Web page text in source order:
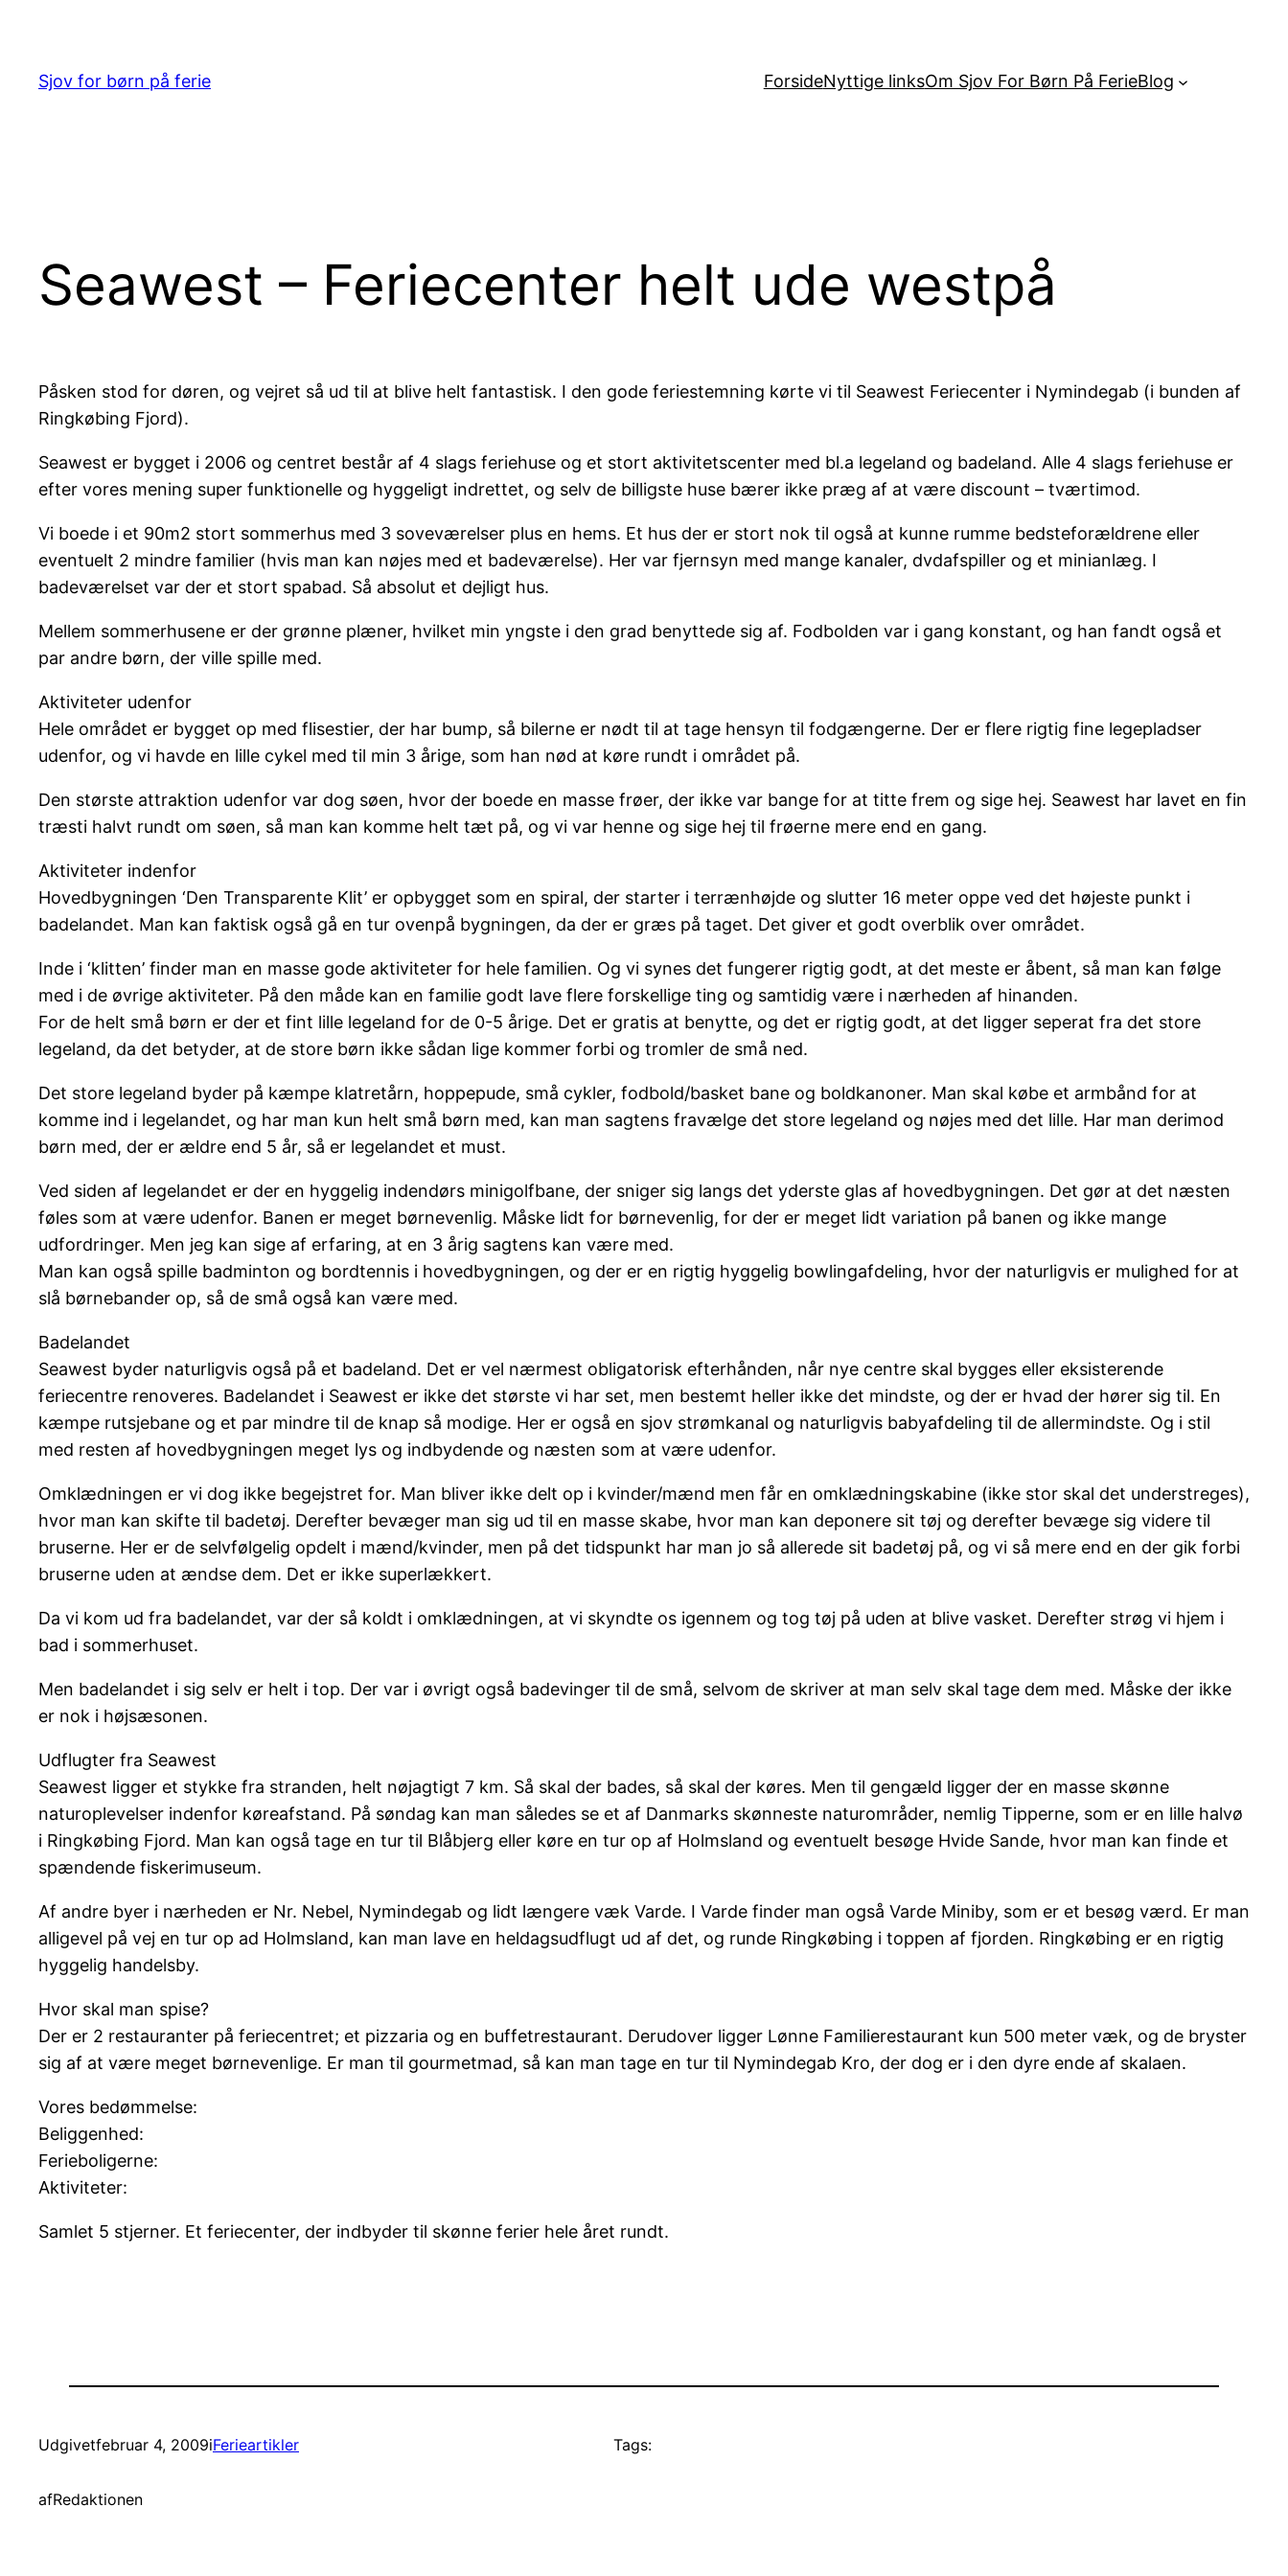
indhold
Sjov for børn på ferie ForsideNyttige linksOm Sjov For Børn På FerieBlog
Seawest – Feriecenter helt ude westpå
Påsken stod for døren, og vejret så ud til at blive helt fantastisk. I den gode feriestemning kørte vi til Seawest Feriecenter i Nymindegab (i bunden af
Ringkøbing Fjord).
Seawest er bygget i 2006 og centret består af 4 slags feriehuse og et stort aktivitetscenter med bl.a legeland og badeland. Alle 4 slags feriehuse er
efter vores mening super funktionelle og hyggeligt indrettet, og selv de billigste huse bærer ikke præg af at være discount – tværtimod.
Vi boede i et 90m2 stort sommerhus med 3 soveværelser plus en hems. Et hus der er stort nok til også at kunne rumme bedsteforældrene eller
eventuelt 2 mindre familier (hvis man kan nøjes med et badeværelse). Her var fjernsyn med mange kanaler, dvdafspiller og et minianlæg. I
badeværelset var der et stort spabad. Så absolut et dejligt hus.
Mellem sommerhusene er der grønne plæner, hvilket min yngste i den grad benyttede sig af. Fodbolden var i gang konstant, og han fandt også et
par andre børn, der ville spille med.
Aktiviteter udenfor
Hele området er bygget op med flisestier, der har bump, så bilerne er nødt til at tage hensyn til fodgængerne. Der er flere rigtig fine legepladser
udenfor, og vi havde en lille cykel med til min 3 årige, som han nød at køre rundt i området på.
Den største attraktion udenfor var dog søen, hvor der boede en masse frøer, der ikke var bange for at titte frem og sige hej. Seawest har lavet en fin
træsti halvt rundt om søen, så man kan komme helt tæt på, og vi var henne og sige hej til frøerne mere end en gang.
Aktiviteter indenfor
Hovedbygningen ‘Den Transparente Klit’ er opbygget som en spiral, der starter i terrænhøjde og slutter 16 meter oppe ved det højeste punkt i
badelandet. Man kan faktisk også gå en tur ovenpå bygningen, da der er græs på taget. Det giver et godt overblik over området.
Inde i ‘klitten’ finder man en masse gode aktiviteter for hele familien. Og vi synes det fungerer rigtig godt, at det meste er åbent, så man kan følge
med i de øvrige aktiviteter. På den måde kan en familie godt lave flere forskellige ting og samtidig være i nærheden af hinanden.
For de helt små børn er der et fint lille legeland for de 0-5 årige. Det er gratis at benytte, og det er rigtig godt, at det ligger seperat fra det store
legeland, da det betyder, at de store børn ikke sådan lige kommer forbi og tromler de små ned.
Det store legeland byder på kæmpe klatretårn, hoppepude, små cykler, fodbold/basket bane og boldkanoner. Man skal købe et armbånd for at
komme ind i legelandet, og har man kun helt små børn med, kan man sagtens fravælge det store legeland og nøjes med det lille. Har man derimod
børn med, der er ældre end 5 år, så er legelandet et must.
Ved siden af legelandet er der en hyggelig indendørs minigolfbane, der sniger sig langs det yderste glas af hovedbygningen. Det gør at det næsten
føles som at være udenfor. Banen er meget børnevenlig. Måske lidt for børnevenlig, for der er meget lidt variation på banen og ikke mange
udfordringer. Men jeg kan sige af erfaring, at en 3 årig sagtens kan være med.
Man kan også spille badminton og bordtennis i hovedbygningen, og der er en rigtig hyggelig bowlingafdeling, hvor der naturligvis er mulighed for at
slå børnebander op, så de små også kan være med.
Badelandet
Seawest byder naturligvis også på et badeland. Det er vel nærmest obligatorisk efterhånden, når nye centre skal bygges eller eksisterende
feriecentre renoveres. Badelandet i Seawest er ikke det største vi har set, men bestemt heller ikke det mindste, og der er hvad der hører sig til. En
kæmpe rutsjebane og et par mindre til de knap så modige. Her er også en sjov strømkanal og naturligvis babyafdeling til de allermindste. Og i stil
med resten af hovedbygningen meget lys og indbydende og næsten som at være udenfor.
Omklædningen er vi dog ikke begejstret for. Man bliver ikke delt op i kvinder/mænd men får en omklædningskabine (ikke stor skal det understreges),
hvor man kan skifte til badetøj. Derefter bevæger man sig ud til en masse skabe, hvor man kan deponere sit tøj og derefter bevæge sig videre til
bruserne. Her er de selvfølgelig opdelt i mænd/kvinder, men på det tidspunkt har man jo så allerede sit badetøj på, og vi så mere end en der gik forbi
bruserne uden at ændse dem. Det er ikke superlækkert.
Da vi kom ud fra badelandet, var der så koldt i omklædningen, at vi skyndte os igennem og tog tøj på uden at blive vasket. Derefter strøg vi hjem i
bad i sommerhuset.
Men badelandet i sig selv er helt i top. Der var i øvrigt også badevinger til de små, selvom de skriver at man selv skal tage dem med. Måske der ikke
er nok i højsæsonen.
Udflugter fra Seawest
Seawest ligger et stykke fra stranden, helt nøjagtigt 7 km. Så skal der bades, så skal der køres. Men til gengæld ligger der en masse skønne
naturoplevelser indenfor køreafstand. På søndag kan man således se et af Danmarks skønneste naturområder, nemlig Tipperne, som er en lille halvø
i Ringkøbing Fjord. Man kan også tage en tur til Blåbjerg eller køre en tur op af Holmsland og eventuelt besøge Hvide Sande, hvor man kan finde et
spændende fiskerimuseum.
Af andre byer i nærheden er Nr. Nebel, Nymindegab og lidt længere væk Varde. I Varde finder man også Varde Miniby, som er et besøg værd. Er man
alligevel på vej en tur op ad Holmsland, kan man lave en heldagsudflugt ud af det, og runde Ringkøbing i toppen af fjorden. Ringkøbing er en rigtig
hyggelig handelsby.
Hvor skal man spise?
Der er 2 restauranter på feriecentret; et pizzaria og en buffetrestaurant. Derudover ligger Lønne Familierestaurant kun 500 meter væk, og de bryster
sig af at være meget børnevenlige. Er man til gourmetmad, så kan man tage en tur til Nymindegab Kro, der dog er i den dyre ende af skalaen.
Vores bedømmelse:
Beliggenhed:
Ferieboligerne:
Aktiviteter:
Samlet 5 stjerner. Et feriecenter, der indbyder til skønne ferier hele året rundt.
Udgivetfebruar 4, 2009iFerieartikler
afRedaktionen
Tags: